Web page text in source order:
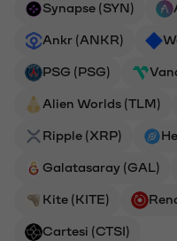
Synapse (SYN)
Ankr (ANKR)
PSG (PSG)
Alien Worlds (TLM)
Ripple (XRP)
Galatasaray (GAL)
Kite (KITE)
Cartesi (CTSI)